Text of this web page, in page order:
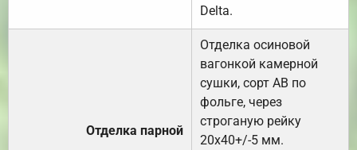
Delta.
Отделка парной
Отделка осиновой
вагонкой камерной
сушки, сорт АВ по
фольге, через
строганую рейку
20х40+/-5 мм.